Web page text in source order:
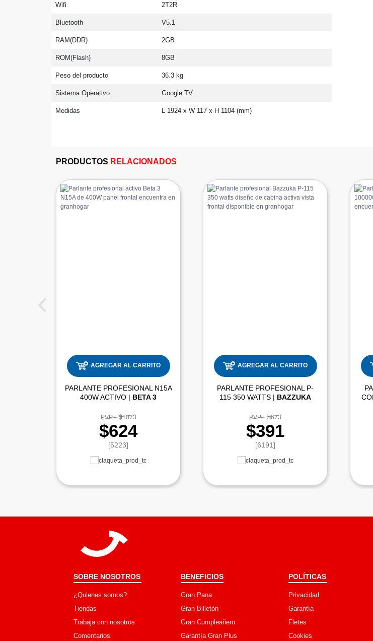
Wifi 2T2R
Bluetooth V5.1
RAM(DDR) 2GB
ROM(Flash) 8GB
Peso del producto 36.3 kg
Sistema Operativo Google TV
Medidas L 1924 x W 117 x H 1104 (mm)
PRODUCTOS RELACIONADOS
AGREGAR AL CARRITO
PARLANTE PROFESIONAL N15A
400W ACTIVO | BETA 3
PVP: $1073
$624
[5223]
AGREGAR AL CARRITO
PARLANTE PROFESIONAL P-
115 350 WATTS | BAZZUKA
PVP: $673
$391
[6191]
SOBRE NOSOTROS
¿Quienes somos?
Tiendas
Trabaja con nosotros
Comentarios
BENEFICIOS
Gran Pana
Gran Billetón
Gran Cumpleañero
Garantía Gran Plus
POLÍTICAS
Privacidad
Garantía
Fletes
Cookies